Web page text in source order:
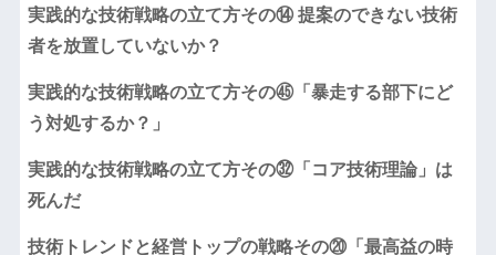
実践的な技術戦略の立て方その⑭ 提案のできない技術
者を放置していないか？
実践的な技術戦略の立て方その㊺「暴走する部下にど
う対処するか？」
実践的な技術戦略の立て方その㉜「コア技術理論」は
死んだ
技術トレンドと経営トップの戦略その⑳「最高益の時